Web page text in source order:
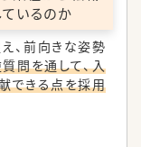
いるのか
、前向きな姿勢
問を通して、入
できる点を採用